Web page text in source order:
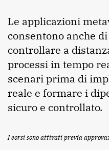
Le applicazioni
consentono anche
controllare a
processi in tempo
scenari prima di
reale e formare i
sicuro e controllato.
I corsi sono attivati previa